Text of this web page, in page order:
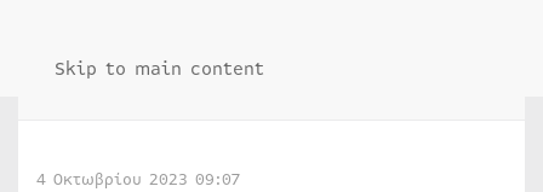
Skip to main content
4 Οκτωβρίου 2023 09:07